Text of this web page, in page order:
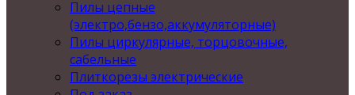
Пилы цепные
(электро,бензо,аккумуляторные)
Пилы циркулярные, торцовочные,
сабельные
Плиткорезы электрические